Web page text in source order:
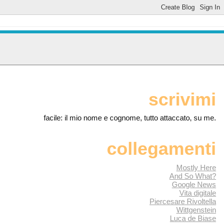
scrivimi
facile: il mio nome e cognome, tutto attaccato, su me.
collegamenti
Mostly Here
And So What?
Google News
Vita digitale
Piercesare Rivoltella
Wittgenstein
Luca de Biase